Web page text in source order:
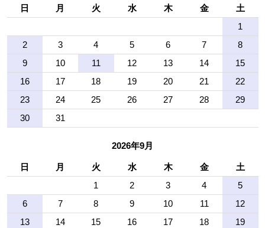
日 月 火 水 木 金
土
1
2
3 4 5 6 7
8
9
10 11 12 13 14
15
16
17 18 19 20 21
22
23
24 25 26 27 28
29
30
31
2026年9月
日 月 火 水 木 金
土
1
2 3 4
5
6
7 8 9 10 11
12
13
14 15 16 17 18
19